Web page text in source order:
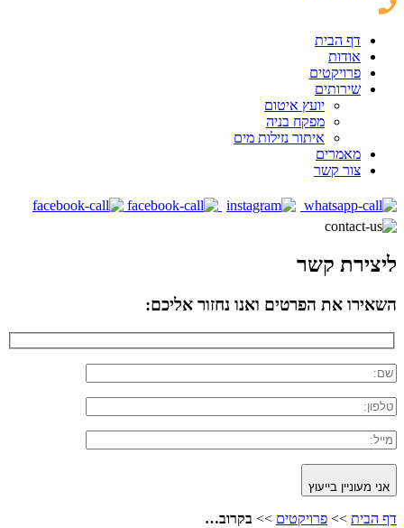
דף הבית
אודות
פרויקטים
שירותים
יועץ איטום
מפקח בניה
איתור נזילות מים
מאמרים
צור קשר
ליצירת קשר
השאירו את הפרטים ואנו נחזור אליכם:
אני מעוניין בייעוץ
דף הבית >> פרויקטים >> בקרוב…